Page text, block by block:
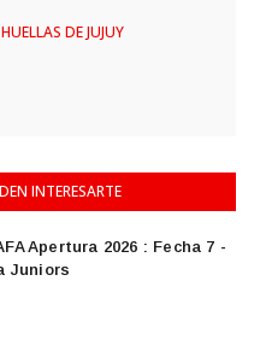
HUELLAS DE JUJUY
INTERESARTE
Apertura 2026 : Fecha 7 -
Juniors